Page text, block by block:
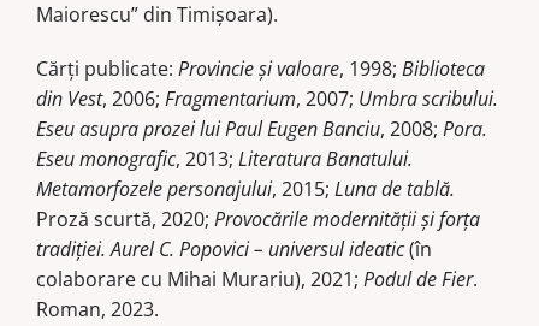
Maiorescu” din Timişoara).
Cărţi publicate: Provincie şi valoare, 1998; Biblioteca
din Vest, 2006; Fragmentarium, 2007; Umbra scribului.
Eseu asupra prozei lui Paul Eugen Banciu, 2008; Pora.
Eseu monografic, 2013; Literatura Banatului.
Metamorfozele personajului, 2015; Luna de tablă.
Proză scurtă, 2020; Provocările modernităţii şi forţa
tradiţiei. Aurel C. Popovici – universul ideatic(în
colaborare cu Mihai Murariu), 2021; Podul de Fier.
Roman, 2023.